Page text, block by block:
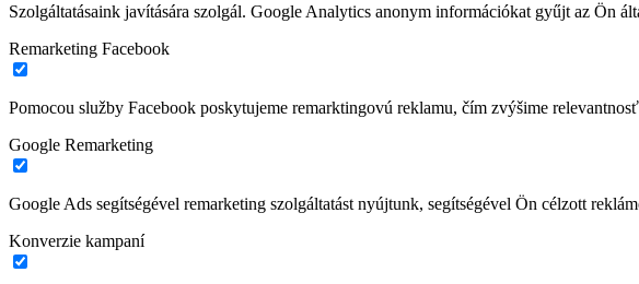
Szolgáltatásaink javítására szolgál. Google Analytics anonym információkat gyűjt az Ön
Remarketing Facebook
Pomocou služby Facebook poskytujeme remarktingovú reklamu, čím zvýšime
Google Remarketing
Google Ads segítségével remarketing szolgáltatást nyújtunk, segítségével Ön célzott
Konverzie kampaní